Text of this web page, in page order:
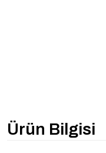
Ürün Bilgisi